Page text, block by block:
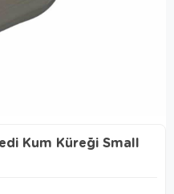
Kum Küreği Small